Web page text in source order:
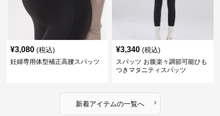
¥3,080 (税込)
妊婦専用体型補正高腰スパッツ
¥3,340 (税込)
スパッツ お腹楽々調節可能ひも
つきマタニティスパッツ
新着アイテムの一覧へ ›